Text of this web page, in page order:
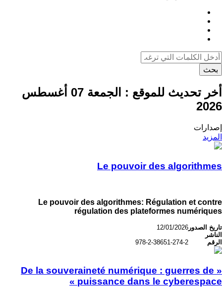
بحث
أخر تحديث للموقع :
الجمعة 07 أغسطس
2026
إصدارات
المزيد
Le pouvoir des algorithmes
Le pouvoir des algorithmes: Régulation et contre
régulation des plateformes numériques
تاريخ الصدور 12/01/2026
الناشر
الرقم
978-2-38651-274-2
« De la souveraineté numérique : guerres de
puissance dans le cyberespace »